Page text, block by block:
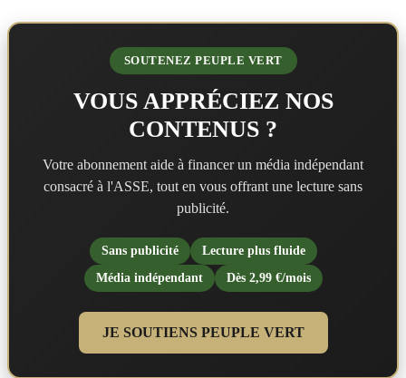
SOUTENEZ PEUPLE VERT
VOUS APPRÉCIEZ NOS
CONTENUS ?
Votre abonnement aide à financer un média indépendant
consacré à l'ASSE, tout en vous offrant une lecture sans
publicité.
Sans publicité
Lecture plus fluide
Média indépendant
Dès 2,99 €/mois
JE SOUTIENS PEUPLE VERT